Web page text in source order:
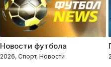
Новости футбола
2026, Спорт, Новости